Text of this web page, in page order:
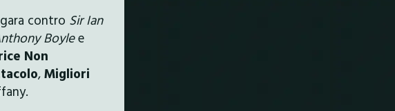
contro Sir Ian
Boylee
Non
,Migliori